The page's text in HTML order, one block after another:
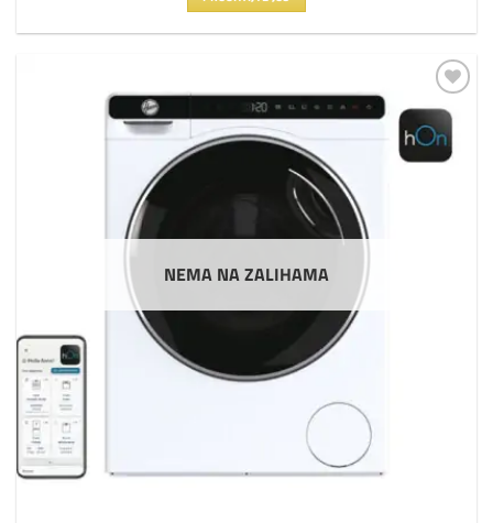
Dodaj
na
listu
želja
NEMA NA ZALIHAMA